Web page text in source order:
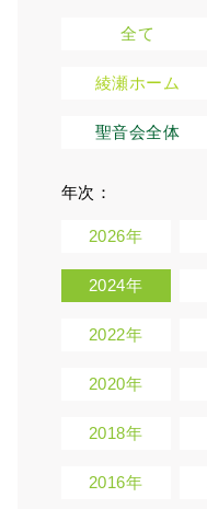
全て
綾瀬ホーム
聖音会全体
年次：
2026年
2024年
2022年
2020年
2018年
2016年